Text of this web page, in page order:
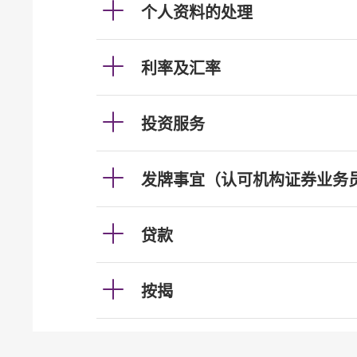
个人资料的处理
利率及汇率
投资服务
发牌事宜（认可机构证券业务
贷款
按揭